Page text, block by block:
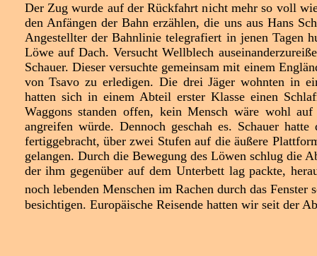
Der Zug wurde auf der Rückfahrt nicht mehr so voll
den Anfängen der Bahn erzählen, die uns aus Hans
Angestellter der Bahnlinie telegrafiert in jenen Tagen
Löwe auf Dach. Versucht Wellblech
Schauer. Dieser versuchte gemeinsam mit einem
von Tsavo zu erledigen. Die drei Jäger wohnten in
hatten sich in einem Abteil erster Klasse einen
Waggons standen offen, kein Mensch wäre wohl
angreifen würde. Dennoch geschah es. Schauer
fertiggebracht, über zwei Stufen auf die äußere
gelangen. Durch die Bewegung des Löwen schlug die
der ihm gegenüber auf dem Unterbett lag packte,
noch lebenden Menschen im Rachen durch das
besichtigen. Europäische Reisende hatten wir seit der